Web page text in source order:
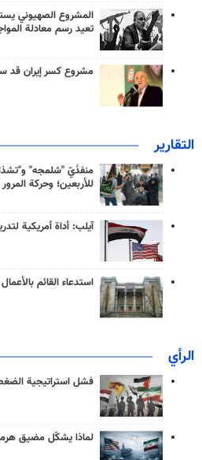
المشروع الصهيوني
تعيد رسم معادلة
مشروع كسر إيران قد
التقارير
منفذَيّ "شلمجه"
للأربعين؛ وحركة
آيلب: أداة أمريكية
استدعاء القائم
الرأي
فشل استراتيجية
لماذا يشكّل مضيق هرمز